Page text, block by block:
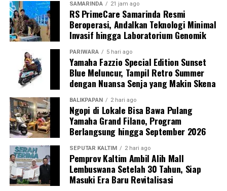
SAMARINDA 21 jam ago
RS PrimeCare Samarinda Resmi
Beroperasi, Andalkan Teknologi Minimal
Invasif hingga Laboratorium Genomik
PARIWARA 5 hari ago
Yamaha Fazzio Special Edition Sunset
Blue Meluncur, Tampil Retro Summer
dengan Nuansa Senja yang Makin Skena
BALIKPAPAN 2 hari ago
Ngopi di Lokale Bisa Bawa Pulang
Yamaha Grand Filano, Program
Berlangsung hingga September 2026
SEPUTAR KALTIM 2 hari ago
Pemprov Kaltim Ambil Alih Mall
Lembuswana Setelah 30 Tahun, Siap
Masuki Era Baru Revitalisasi